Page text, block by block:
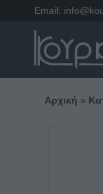
Email:
Αρχική »